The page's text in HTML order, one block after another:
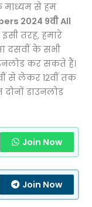
माध्यम से हम
2024 9वी All
तरह, हमारे
दसवीं के सभी
कर सकते हैं।
से लेकर 12वीं तक
डाउनलोड
Join Now
Join Now